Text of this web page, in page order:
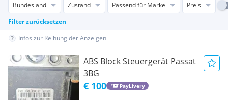
Bundesland Zustand Passend für Marke
Preis
Filter zurücksetzen
Infos zur Reihung der Anzeigen
ABS Block Steuergerät Passat
3BG
€ 100 PayLivery